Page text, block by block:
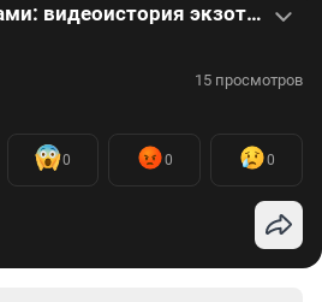
Игуана живет с котами: видеоистория экзотического питомца
15 просмотров
0 0 0